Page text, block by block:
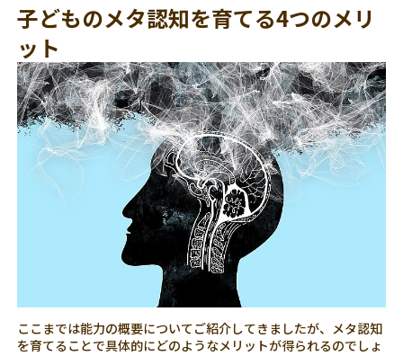
子どものメタ認知を育てる4つのメリ
ット
ここまでは能力の概要についてご紹介してきましたが、メタ認知
を育てることで具体的にどのようなメリットが得られるのでしょ